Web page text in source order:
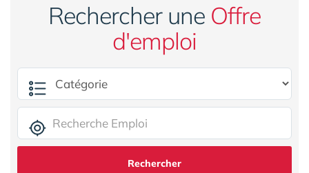
Rechercher une Offre
d'emploi
Rechercher